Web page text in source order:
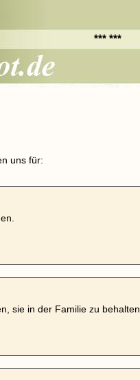
*** ***
uns für:
sie in der Familie zu behalten.